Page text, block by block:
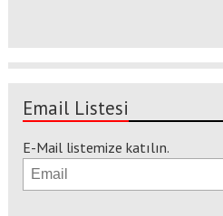
Email Listesi
E-Mail listemize katılın.